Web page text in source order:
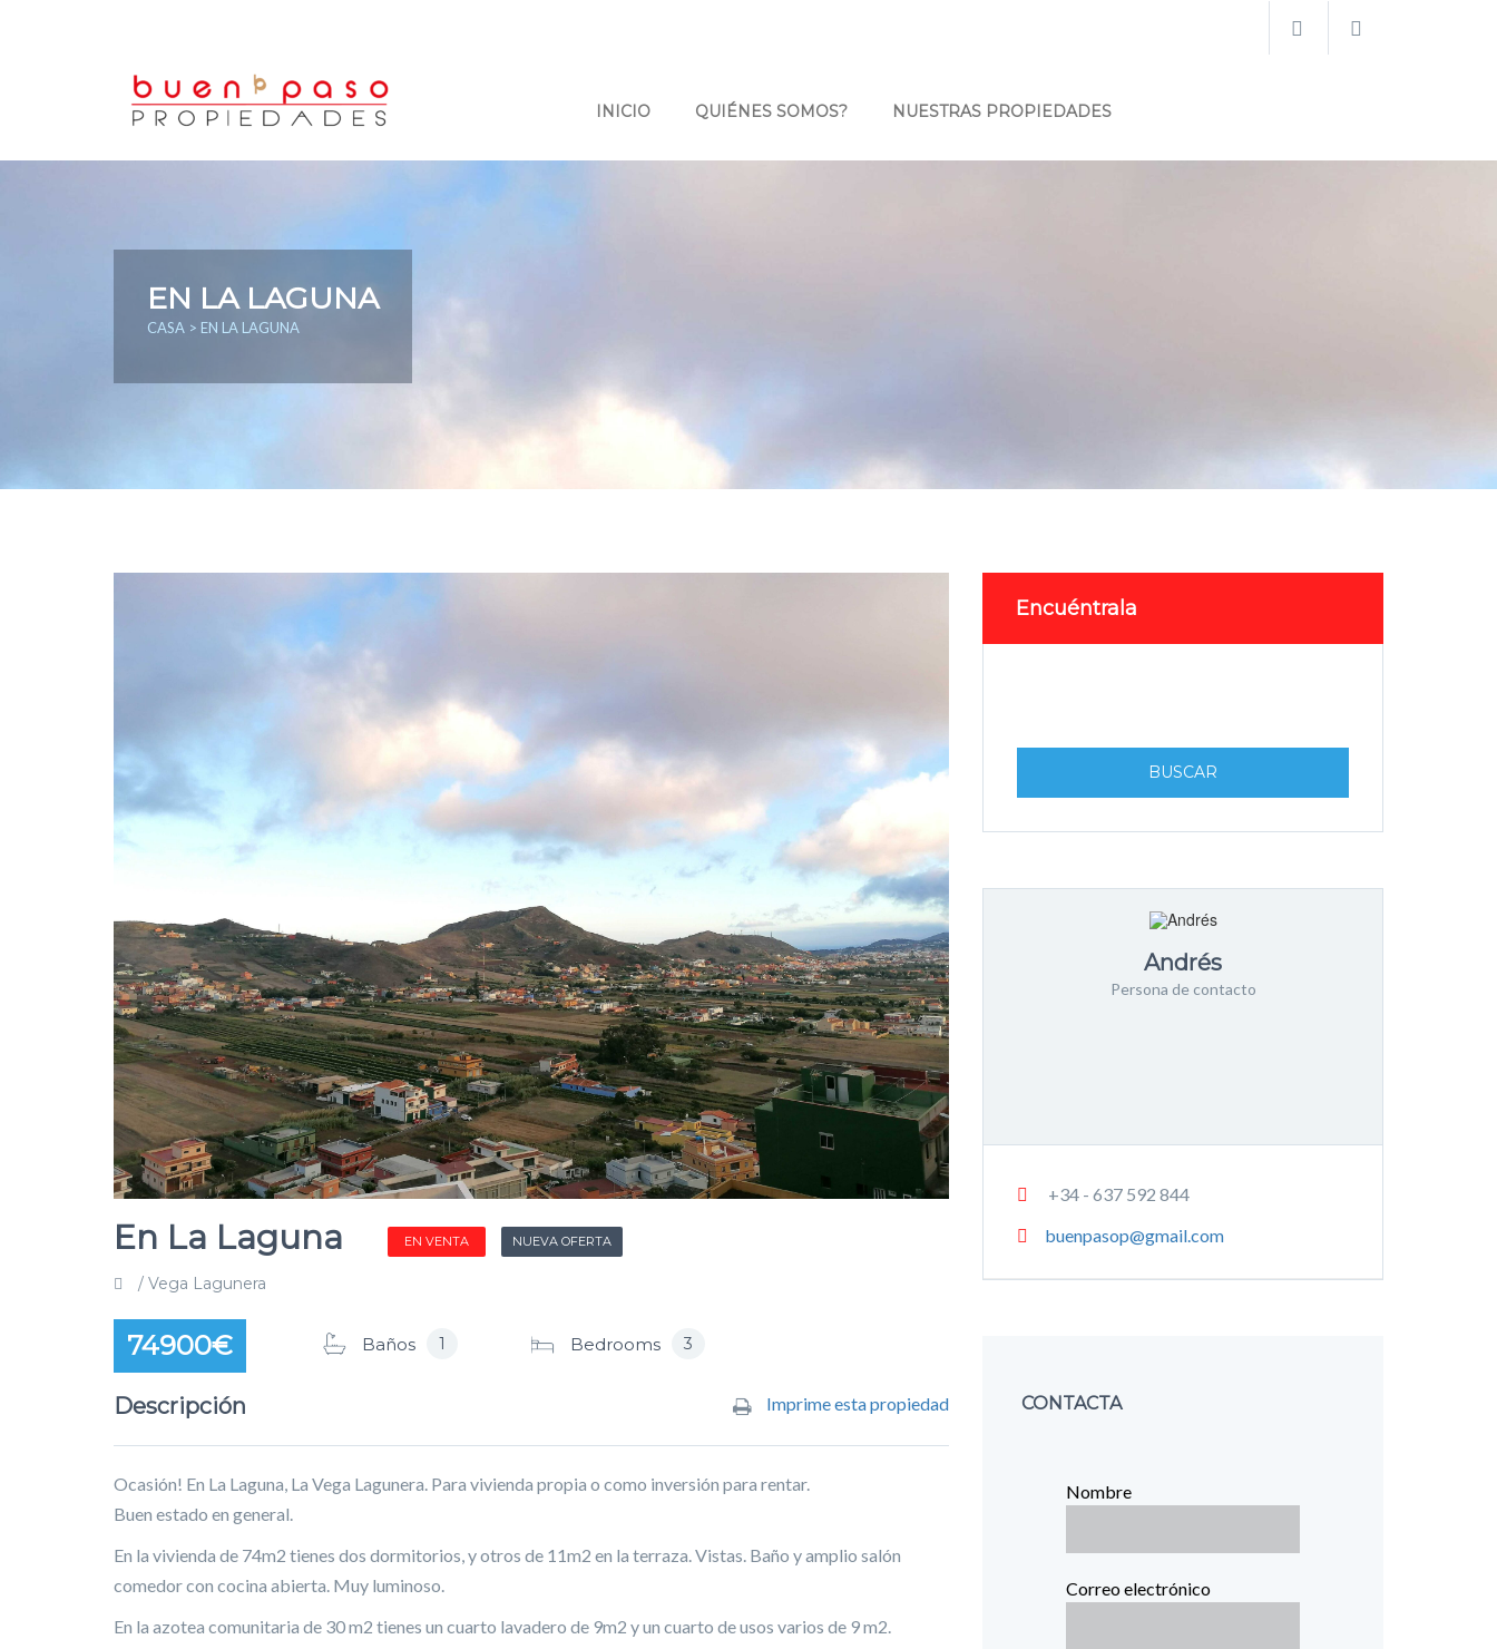
INICIO QUIÉNES SOMOS? NUESTRAS PROPIEDADES
EN LA LAGUNA
CASA > EN LA LAGUNA
En La Laguna EN VENTA NUEVA OFERTA
/ Vega Lagunera
74900€ Baños 1 Bedrooms 3
Descripción Imprime esta propiedad
Ocasión! En La Laguna, La Vega Lagunera. Para vivienda propia o como inversión para rentar.
Buen estado en general.
En la vivienda de 74m2 tienes dos dormitorios, y otros de 11m2 en la terraza. Vistas. Baño y amplio salón
comedor con cocina abierta. Muy luminoso.
En la azotea comunitaria de 30 m2 tienes un cuarto lavadero de 9m2 y un cuarto de usos varios de 9 m2.
Encuéntrala
BUSCAR
Andrés
Persona de contacto
+34 - 637 592 844
buenpasop@gmail.com
CONTACTA
Nombre
Correo electrónico